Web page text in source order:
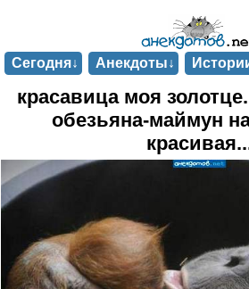
Сегодня↓ Анекдоты↓
красавица моя
обезьяна-маймун